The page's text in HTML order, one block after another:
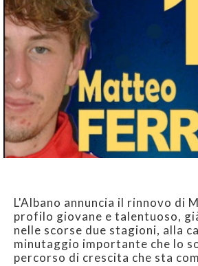
L'Albano annuncia il rinnovo di
profilo giovane e talentuoso,
nelle scorse due stagioni, alla
minutaggio importante che lo
percorso di crescita che sta